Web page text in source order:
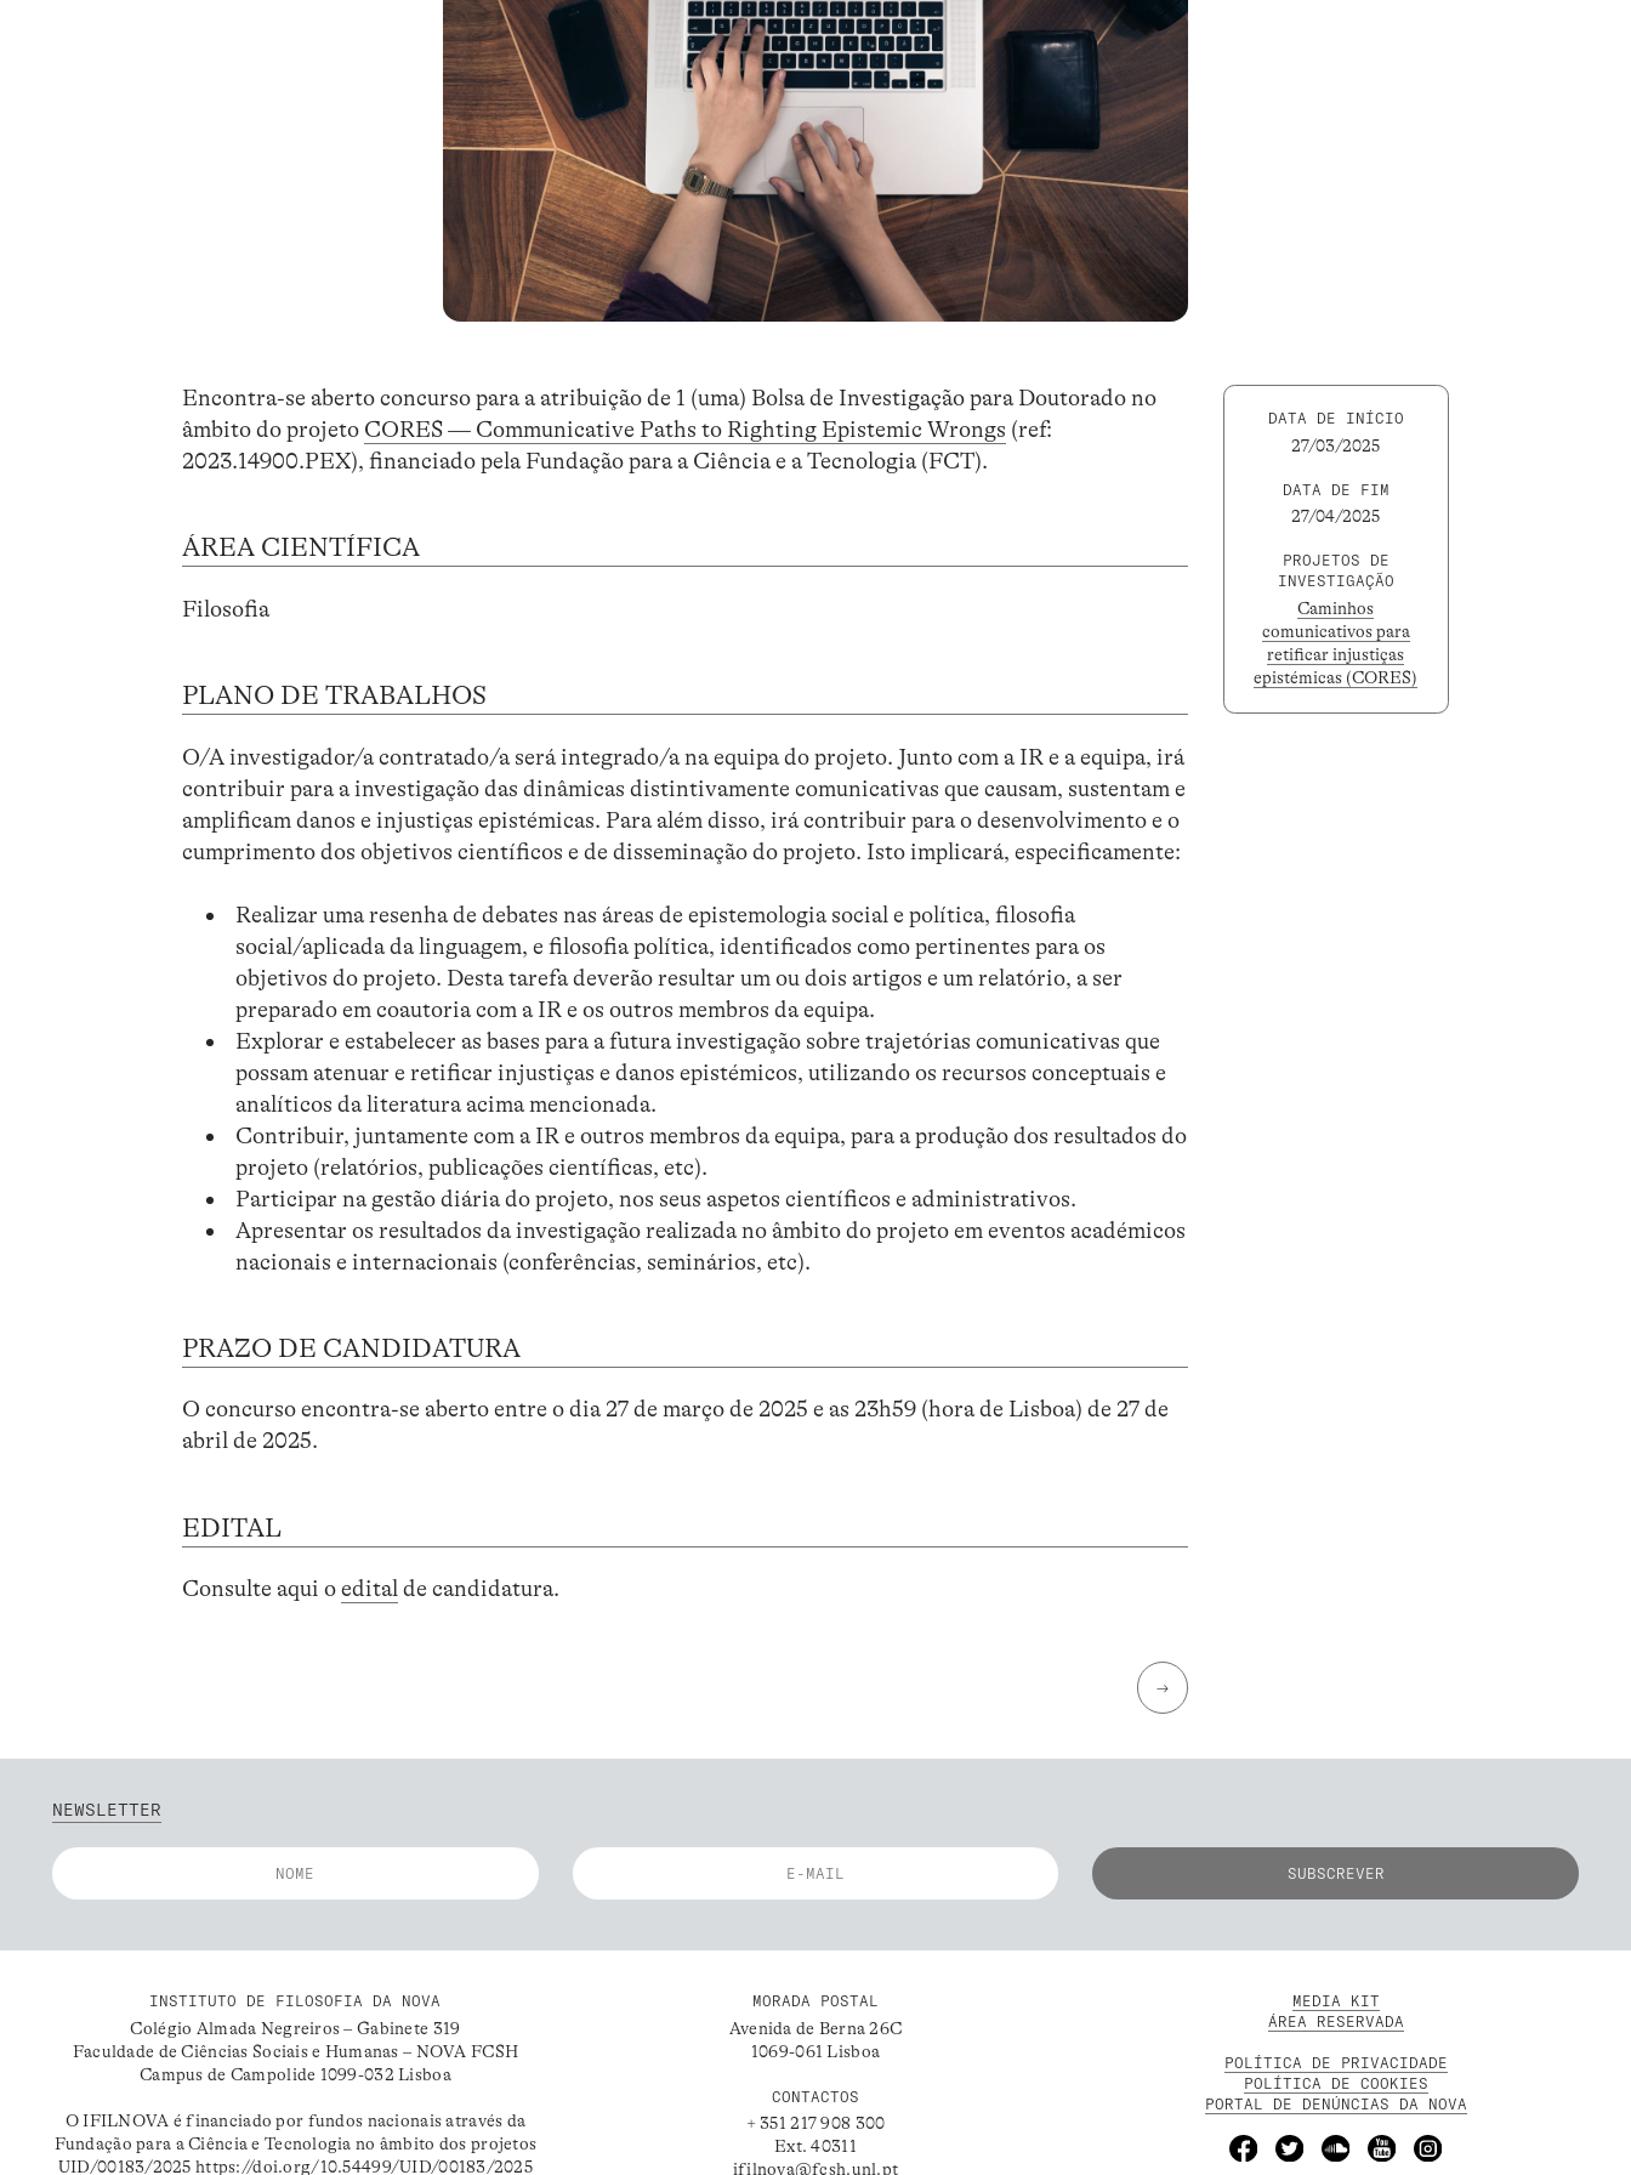
Encontra-se aberto concurso para a atribuição de 1 (uma) Bolsa de Investigação para Doutorado no
âmbito do projeto CORES — Communicative Paths to Righting Epistemic Wrongs (ref:
2023.14900.PEX), financiado pela Fundação para a Ciência e a Tecnologia (FCT).
ÁREA CIENTÍFICA
Filosofia
PLANO DE TRABALHOS
O/A investigador/a contratado/a será integrado/a na equipa do projeto. Junto com a IR e a equipa, irá
contribuir para a investigação das dinâmicas distintivamente comunicativas que causam, sustentam e
amplificam danos e injustiças epistémicas. Para além disso, irá contribuir para o desenvolvimento e o
cumprimento dos objetivos científicos e de disseminação do projeto. Isto implicará, especificamente:
Realizar uma resenha de debates nas áreas de epistemologia social e política, filosofia
social/aplicada da linguagem, e filosofia política, identificados como pertinentes para os
objetivos do projeto. Desta tarefa deverão resultar um ou dois artigos e um relatório, a ser
preparado em coautoria com a IR e os outros membros da equipa.
Explorar e estabelecer as bases para a futura investigação sobre trajetórias comunicativas que
possam atenuar e retificar injustiças e danos epistémicos, utilizando os recursos conceptuais e
analíticos da literatura acima mencionada.
Contribuir, juntamente com a IR e outros membros da equipa, para a produção dos resultados do
projeto (relatórios, publicações científicas, etc).
Participar na gestão diária do projeto, nos seus aspetos científicos e administrativos.
Apresentar os resultados da investigação realizada no âmbito do projeto em eventos académicos
nacionais e internacionais (conferências, seminários, etc).
PRAZO DE CANDIDATURA
O concurso encontra-se aberto entre o dia 27 de março de 2025 e as 23h59 (hora de Lisboa) de 27 de
abril de 2025.
EDITAL
Consulte aqui oeditalde candidatura.
DATA DE INÍCIO
27/03/2025
DATA DE FIM
27/04/2025
PROJETOS DE
INVESTIGAÇÃO
Caminhos
comunicativos para
retificar injustiças
epistémicas (CORES)
→
NEWSLETTER
INSTITUTO DE FILOSOFIA DA NOVA
Colégio Almada Negreiros – Gabinete 319
Faculdade de Ciências Sociais e Humanas – NOVA FCSH
Campus de Campolide 1099-032 Lisboa
O IFILNOVA é financiado por fundos nacionais através da
Fundação para a Ciência e Tecnologia no âmbito dos projetos
UID/00183/2025https://doi.org/10.54499/UID/00183/2025
MORADA POSTAL
Avenida de Berna 26C
1069-061 Lisboa
CONTACTOS
+ 351 217 908 300
Ext. 40311
ifilnova@fcsh.unl.pt
MEDIA KIT
ÁREA RESERVADA
POLÍTICA DE PRIVACIDADE
POLÍTICA DE COOKIES
PORTAL DE DENÚNCIAS DA NOVA